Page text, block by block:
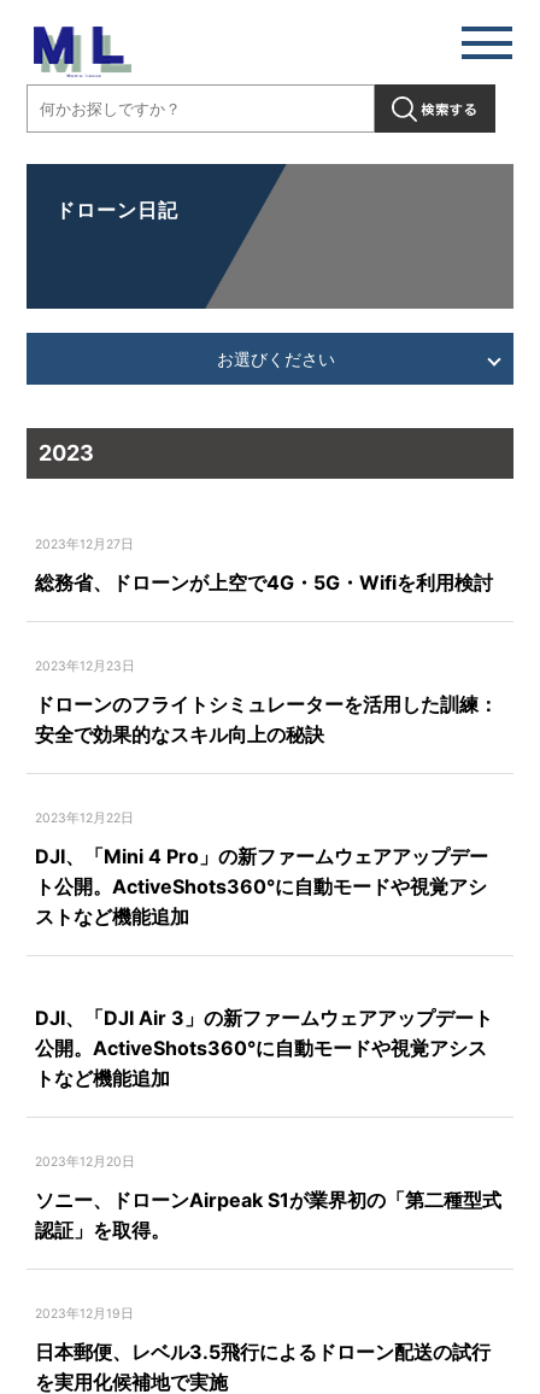
ドローン日記
お選びください
2023
2023年12月27日
総務省、ドローンが上空で4G・5G・Wifiを利用検討
2023年12月23日
ドローンのフライトシミュレーターを活用した訓練：
安全で効果的なスキル向上の秘訣
2023年12月22日
DJI、「Mini 4 Pro」の新ファームウェアアップデー
ト公開。ActiveShots360°に自動モードや視覚アシ
ストなど機能追加
DJI、「DJI Air 3」の新ファームウェアアップデート
公開。ActiveShots360°に自動モードや視覚アシス
トなど機能追加
2023年12月20日
ソニー、ドローンAirpeak S1が業界初の「第二種型式
認証」を取得。
2023年12月19日
日本郵便、レベル3.5飛行によるドローン配送の試行
を実用化候補地で実施